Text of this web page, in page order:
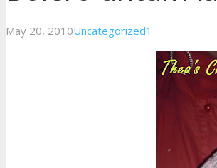
May 20, 2010Uncategorized1